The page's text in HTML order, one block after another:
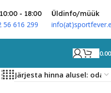
- 18:00
56 616 299
Üldinfo/müük